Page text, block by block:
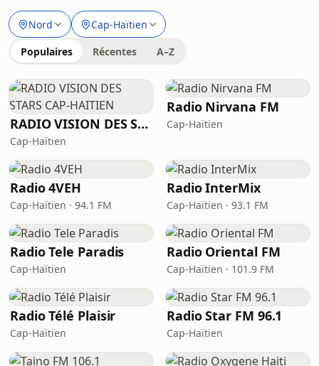
Nord Cap-Haïtien
Populaires Récentes A–Z
RADIO VISION DES STARS CAP-HAITIEN
Cap-Haïtien
Radio Nirvana FM
Cap-Haïtien
Radio 4VEH
Cap-Haïtien · 94.1 FM
Radio InterMix
Cap-Haïtien · 93.1 FM
Radio Tele Paradis
Cap-Haïtien
Radio Oriental FM
Cap-Haïtien · 101.9 FM
Radio Télé Plaisir
Cap-Haïtien
Radio Star FM 96.1
Cap-Haïtien